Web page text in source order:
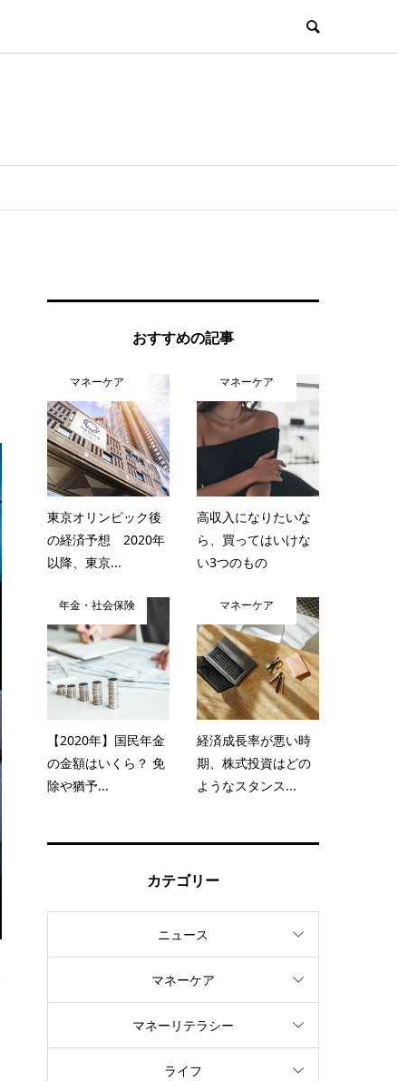
おすすめの記事
マネーケア
東京オリンピック後
の経済予想 2020年
以降、東京...
マネーケア
高収入になりたいな
ら、買ってはいけな
い3つのもの
年金・社会保険
【2020年】国民年金
の金額はいくら？ 免
除や猶予...
マネーケア
経済成長率が悪い時
期、株式投資はどの
ようなスタンス...
カテゴリー
ニュース
マネーケア
マネーリテラシー
ライフ